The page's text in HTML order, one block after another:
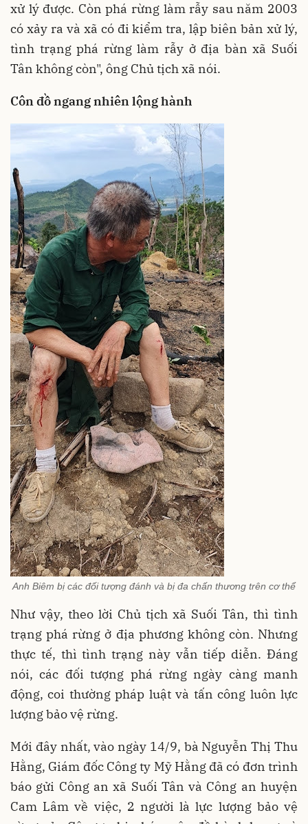
xử lý được. Còn phá rừng làm rẫy sau năm 2003
có xảy ra và xã có đi kiểm tra, lập biên bản xử lý,
tình trạng phá rừng làm rẫy ở địa bàn xã Suối
Tân không còn", ông Chủ tịch xã nói.
Côn đồ ngang nhiên lộng hành
Anh Biêm bị các đối tượng đánh và bị đa chấn thương trên cơ thể
Như vậy, theo lời Chủ tịch xã Suối Tân, thì tình
trạng phá rừng ở địa phương không còn. Nhưng
thực tế, thì tình trạng này vẫn tiếp diễn. Đáng
nói, các đối tượng phá rừng ngày càng manh
động, coi thường pháp luật và tấn công luôn lực
lượng bảo vệ rừng.
Mới đây nhất, vào ngày 14/9, bà Nguyễn Thị Thu
Hằng, Giám đốc Công ty Mỹ Hằng đã có đơn trình
báo gửi Công an xã Suối Tân và Công an huyện
Cam Lâm về việc, 2 người là lực lượng bảo vệ